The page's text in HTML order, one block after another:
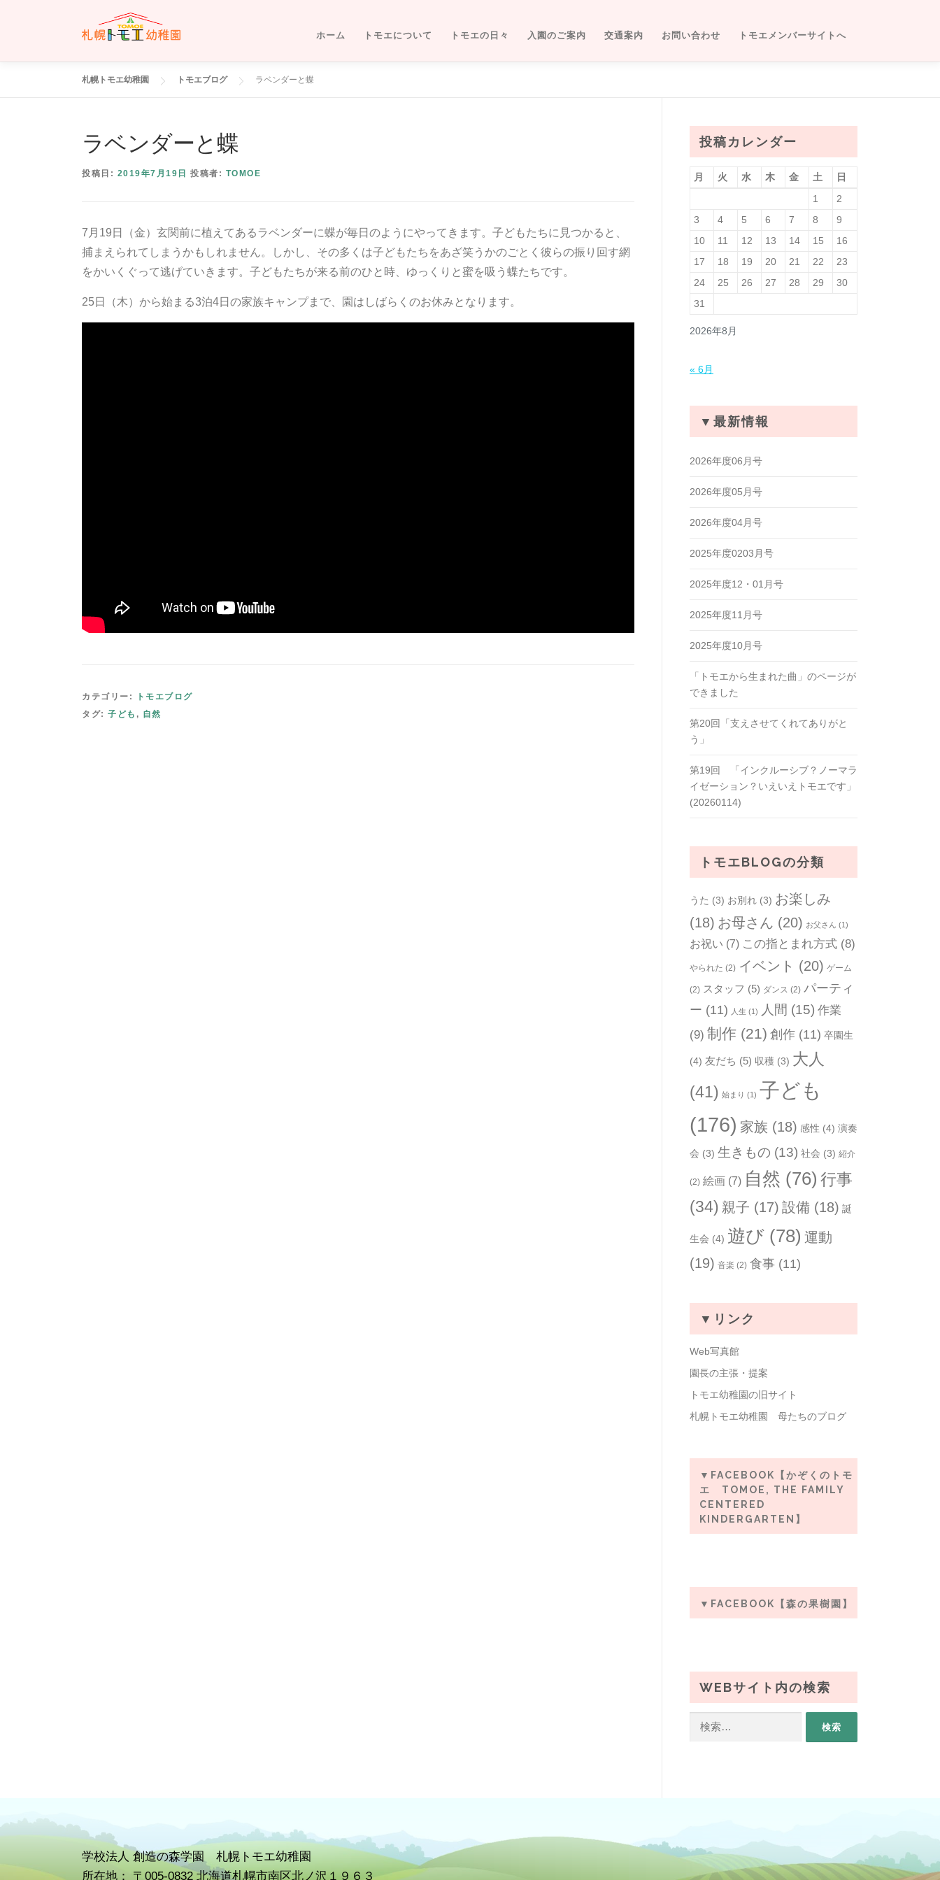
ホーム トモエについて トモエの日々 入園のご案内 交通案内 お問い合わせ トモエメンバーサイトへ
札幌トモエ幼稚園 トモエブログ ラベンダーと蝶
ラベンダーと蝶
投稿日: 2019年7月19日 投稿者: TOMOE
7月19日（金）玄関前に植えてあるラベンダーに蝶が毎日のようにやってきます。子どもたちに見つかると、
捕まえられてしまうかもしれません。しかし、その多くは子どもたちをあざ笑うかのごとく彼らの振り回す網
をかいくぐって逃げていきます。子どもたちが来る前のひと時、ゆっくりと蜜を吸う蝶たちです。
25日（木）から始まる3泊4日の家族キャンプまで、園はしばらくのお休みとなります。
カテゴリー:
トモエブログ
タグ: 子ども , 自然
投稿カレンダー
2026年8月
月 火 水 木 金 土
日
1
2
3
4 5 6 7 8
9
10
11 12 13 14 15
16
17
18 19 20 21 22
23
24
25 26 27 28 29
30
31
« 6月
▼最新情報
2026年度06月号
2026年度05月号
2026年度04月号
2025年度0203月号
2025年度12・01月号
2025年度11月号
2025年度10月号
「トモエから生まれた曲」のページが
できました
第20回「支えさせてくれてありがと
う」
第19回 「インクルーシブ？ノーマラ
イゼーション？いえいえトモエです」
(20260114)
トモエBLOGの分類
うた (3) お別れ (3) お楽しみ
(18) お母さん (20) お父さん (1)
お祝い (7) この指とまれ方式 (8)
やられた (2) イベント (20) ゲーム
(2) スタッフ (5) ダンス (2) パーティ
ー (11) 人生 (1) 人間 (15) 作業
(9) 制作 (21) 創作 (11) 卒園生
(4) 友だち (5) 収穫 (3) 大人
(41) 始まり (1) 子ども
(176) 家族 (18) 感性 (4) 演奏
会 (3) 生きもの (13) 社会 (3) 紹介
(2) 絵画 (7) 自然 (76) 行事
(34) 親子 (17) 設備 (18) 誕
生会 (4) 遊び (78) 運動
(19) 音楽 (2) 食事 (11)
▼リンク
Web写真館
園長の主張・提案
トモエ幼稚園の旧サイト
札幌トモエ幼稚園 母たちのブログ
▼FACEBOOK【かぞくのトモ
エ TOMOE, THE FAMILY
CENTERED
KINDERGARTEN】
▼FACEBOOK【森の果樹園】
WEBサイト内の検索
学校法人 創造の森学園 札幌トモエ幼稚園
所在地： 〒005-0832 北海道札幌市南区北ノ沢１９６３